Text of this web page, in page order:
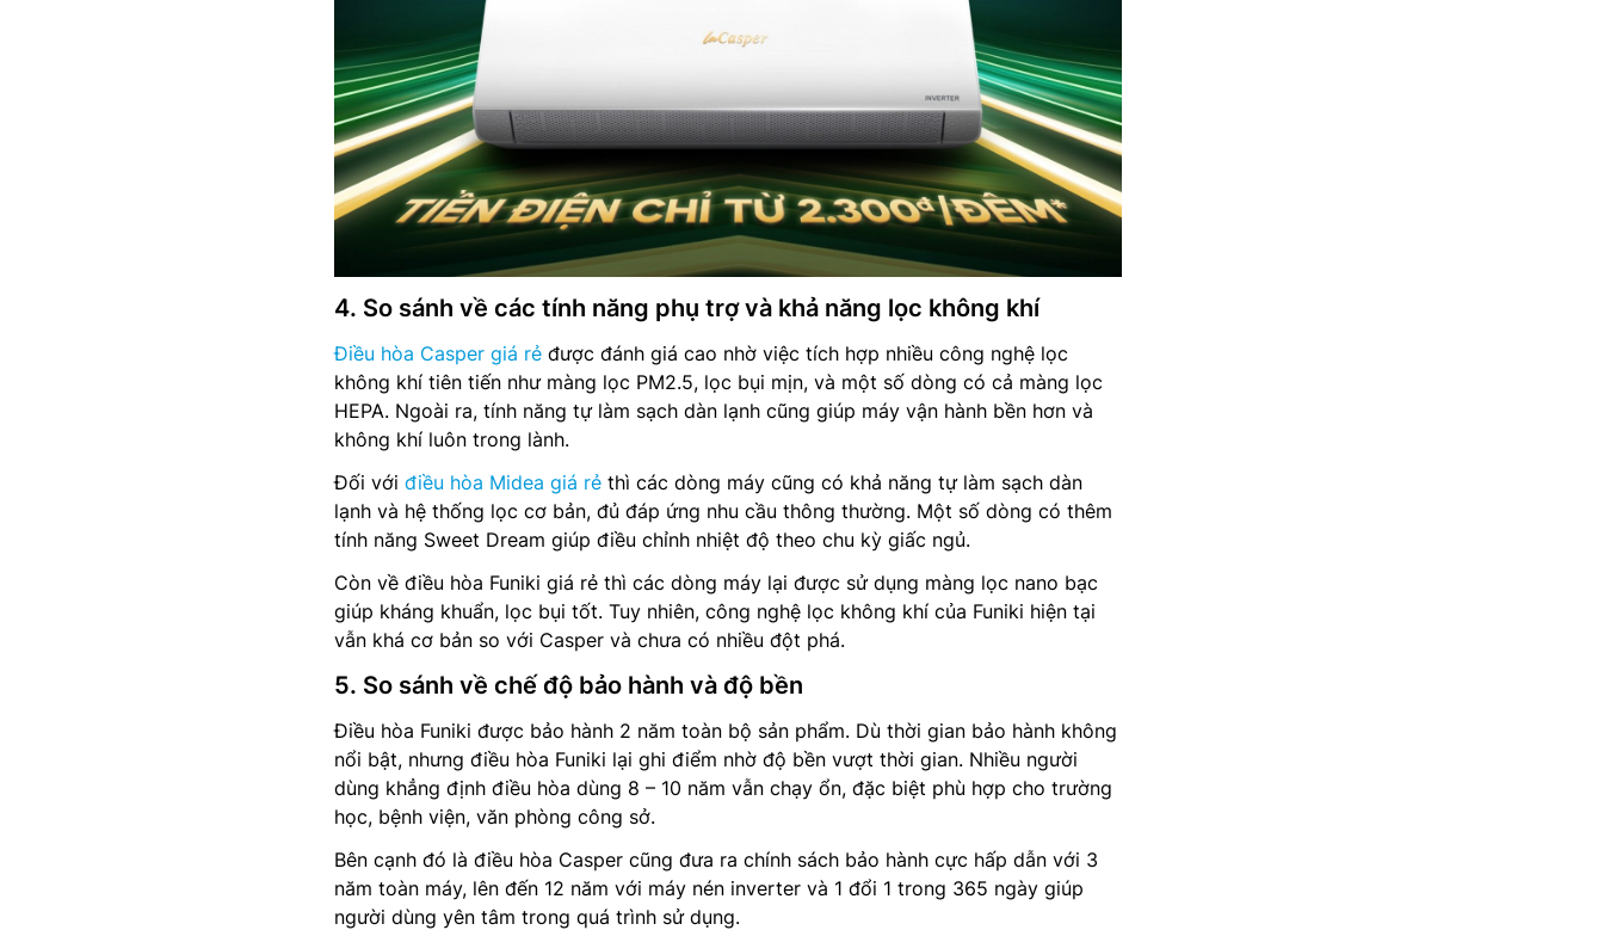
4. So sánh về các tính năng phụ trợ và khả năng lọc không khí
Điều hòa Casper giá rẻ được đánh giá cao nhờ việc tích hợp nhiều công nghệ lọc
không khí tiên tiến như màng lọc PM2.5, lọc bụi mịn, và một số dòng có cả màng lọc
HEPA. Ngoài ra, tính năng tự làm sạch dàn lạnh cũng giúp máy vận hành bền hơn và
không khí luôn trong lành.
Đối với điều hòa Midea giá rẻ thì các dòng máy cũng có khả năng tự làm sạch dàn
lạnh và hệ thống lọc cơ bản, đủ đáp ứng nhu cầu thông thường. Một số dòng có thêm
tính năng Sweet Dream giúp điều chỉnh nhiệt độ theo chu kỳ giấc ngủ.
Còn về điều hòa Funiki giá rẻ thì các dòng máy lại được sử dụng màng lọc nano bạc
giúp kháng khuẩn, lọc bụi tốt. Tuy nhiên, công nghệ lọc không khí của Funiki hiện tại
vẫn khá cơ bản so với Casper và chưa có nhiều đột phá.
5. So sánh về chế độ bảo hành và độ bền
Điều hòa Funiki được bảo hành 2 năm toàn bộ sản phẩm. Dù thời gian bảo hành không
nổi bật, nhưng điều hòa Funiki lại ghi điểm nhờ độ bền vượt thời gian. Nhiều người
dùng khẳng định điều hòa dùng 8 – 10 năm vẫn chạy ổn, đặc biệt phù hợp cho trường
học, bệnh viện, văn phòng công sở.
Bên cạnh đó là điều hòa Casper cũng đưa ra chính sách bảo hành cực hấp dẫn với 3
năm toàn máy, lên đến 12 năm với máy nén inverter và 1 đổi 1 trong 365 ngày giúp
người dùng yên tâm trong quá trình sử dụng.